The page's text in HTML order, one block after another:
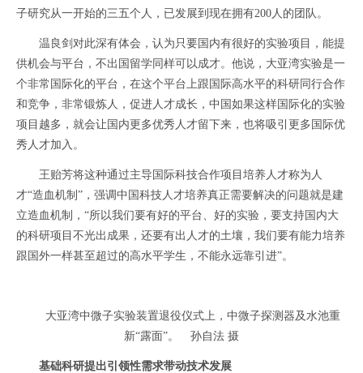
子研究从一开始的三五个人，已发展到现在拥有200人的团队。
温良剑对此深有体会，认为只要国内有很好的实验项目，能提
供机会与平台，不出国留学同样可以成才。他说，大亚湾实验是一
个非常国际化的平台，在这个平台上跟国际高水平的科研同行合作
和竞争，非常锻炼人，促进人才成长，中国如果这样国际化的实验
项目越多，就会让国内更多优秀人才留下来，也将吸引更多国际优
秀人才加入。
王贻芳将这种通过主导国际科技合作项目培养人才称为人
才“造血机制”，强调中国科技人才培养真正需要解决的问题就是建
立造血机制，“所以我们要有好的平台、好的实验，要支持国内大
的科研项目不光出成果，还要有出人才的土壤，我们要有能力培养
跟国外一样甚至超过的高水平学生，不能永远靠引进”。
大亚湾中微子实验装置退役仪式上，中微子探测器及水池重
新“露面”。 孙自法 摄
基础科研提出引领性需求带动技术发展